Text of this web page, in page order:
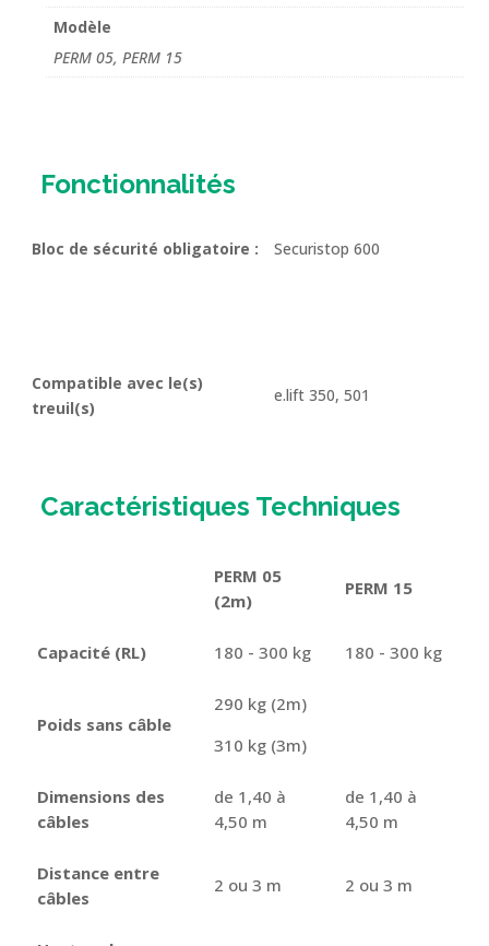
-
PERM
15
Modèle
PERM 05, PERM 15
Fonctionnalités
Bloc de sécurité obligatoire : Securistop 600
Compatible avec le(s)
treuil(s)
e.lift 350, 501
Caractéristiques Techniques
PERM 05
(2m)
PERM 15
Capacité (RL) 180 - 300 kg 180 - 300 kg
Poids sans câble
290 kg (2m)
310 kg (3m)
Dimensions des
câbles
de 1,40 à
4,50 m
de 1,40 à
4,50 m
Distance entre
câbles
2 ou 3 m 2 ou 3 m